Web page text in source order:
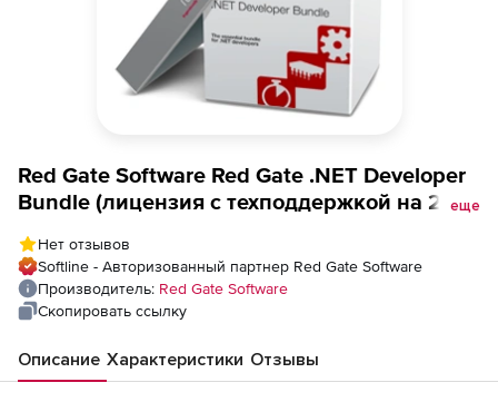
Red Gate Software Red Gate .NET Developer
Bundle (лицензия с техподдержкой на 2
еще
Нет отзывов
Softline - Авторизованный партнер Red Gate Software
Производитель: Red Gate Software
Скопировать ссылку
Описание Характеристики Отзывы